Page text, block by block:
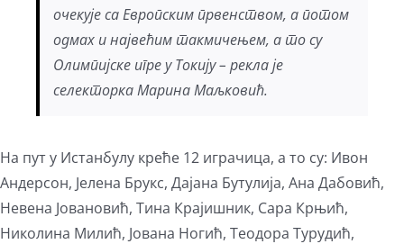
очекује са Европским првенством, а потом
одмах и највећим такмичењем, а то су
Олимпијске игре у Токију – рекла је
селекторка Марина Маљковић.
На пут у Истанбулу креће 12 играчица, а то су: Ивон
Андерсон, Јелена Брукс, Дајана Бутулија, Ана Дабовић,
Невена Јовановић, Тина Крајишник, Сара Крњић,
Николина Милић, Јована Ногић, Теодора Турудић,